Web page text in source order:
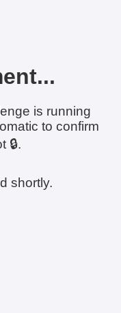
is running
to confirm
🔒.
shortly.